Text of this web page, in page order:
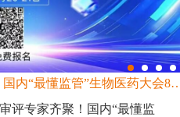
20+监管与首席审评专家齐聚！国内“最
评专家齐聚！国内“最懂监